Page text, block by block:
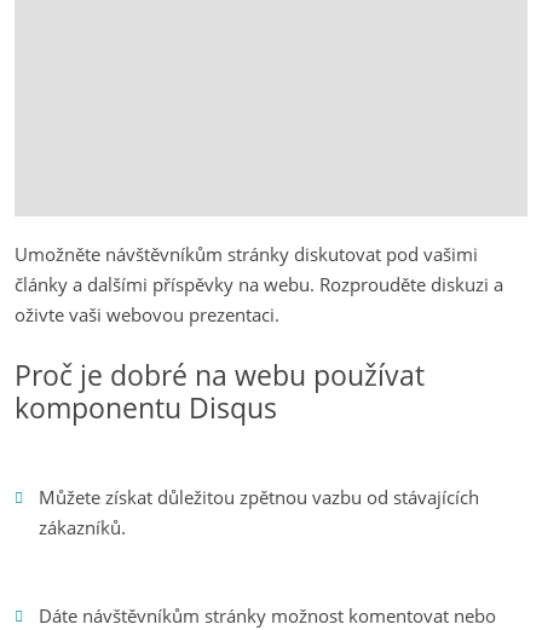
Umožněte návštěvníkům stránky diskutovat pod vašimi
články a dalšími příspěvky na webu. Rozprouděte diskuzi a
oživte vaši webovou prezentaci.
Proč je dobré na webu používat
komponentu Disqus
Můžete získat důležitou zpětnou vazbu od stávajících
zákazníků.
Dáte návštěvníkům stránky možnost komentovat nebo